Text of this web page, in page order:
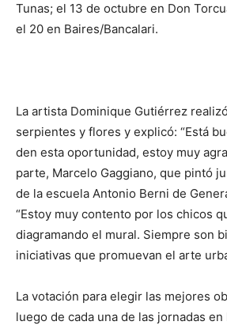
Tunas; el 13 de octubre en Don
el 20 en Baires/Bancalari.
La artista Dominique Gutiérrez
serpientes y flores y explicó: “Está
den esta oportunidad, estoy muy
parte, Marcelo Gaggiano, que pintó
de la escuela Antonio Berni de
“Estoy muy contento por los chicos
diagramando el mural. Siempre son
iniciativas que promuevan el arte
La votación para elegir las mejores
luego de cada una de las jornadas